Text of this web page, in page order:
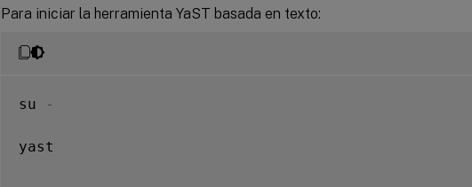
Para iniciar la herramienta YaST basada en texto:
su -
yast